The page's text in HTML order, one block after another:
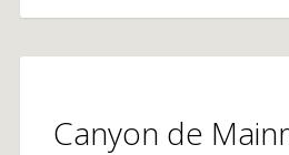
Canyon de